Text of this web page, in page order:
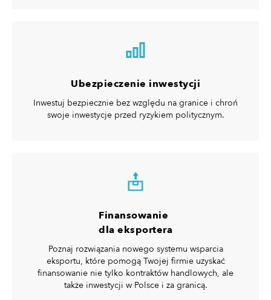
Ubezpieczenie inwestycji
Inwestuj bezpiecznie bez względu na granice i chroń
swoje inwestycje przed ryzykiem politycznym.
Finansowanie
dla eksportera
Poznaj rozwiązania nowego systemu wsparcia
eksportu, które pomogą Twojej firmie uzyskać
finansowanie nie tylko kontraktów handlowych, ale
także inwestycji w Polsce i za granicą.